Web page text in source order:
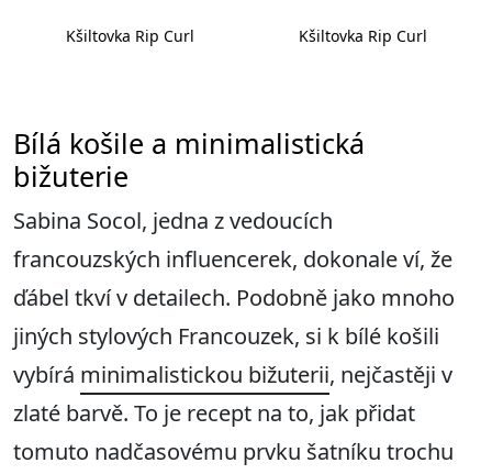
Kšiltovka Rip Curl Kšiltovka Rip Curl
Bílá košile a minimalistická
bižuterie
Sabina Socol, jedna z vedoucích
francouzských influencerek, dokonale ví, že
ďábel tkví v detailech. Podobně jako mnoho
jiných stylových Francouzek, si k bílé košili
vybírá minimalistickou bižuterii, nejčastěji v
zlaté barvě. To je recept na to, jak přidat
tomuto nadčasovému prvku šatníku trochu